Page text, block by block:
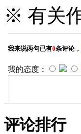
※ 有关
评论排行